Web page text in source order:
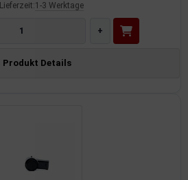
Lieferzeit:1-3 Werktage
+
Produkt Details